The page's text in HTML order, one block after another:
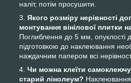
наліт, потім просушити.
Якого розміру нерівності
монтування вінілової плитки
Поглиблення до 5 мм,
підготовкою до наклеювання
наждачним папером всі
Чи можна клеїти самоклеючу
старий лінолеум?